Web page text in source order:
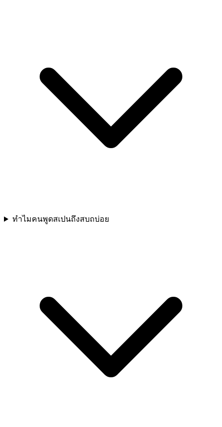
ทำไมคนพูดสเปนถึงสบถบ่อย